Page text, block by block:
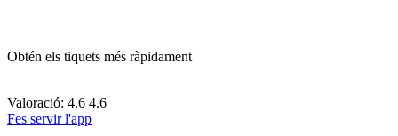
Obtén els tiquets més ràpidament
Valoració: 4.6 4.6
Fes servir l'app